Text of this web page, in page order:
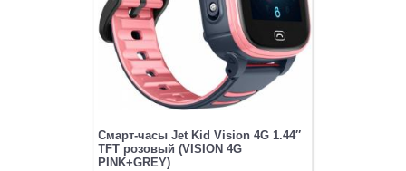
Смарт-часы Jet Kid Vision 4G 1.44″
TFT розовый (VISION 4G
PINK+GREY)